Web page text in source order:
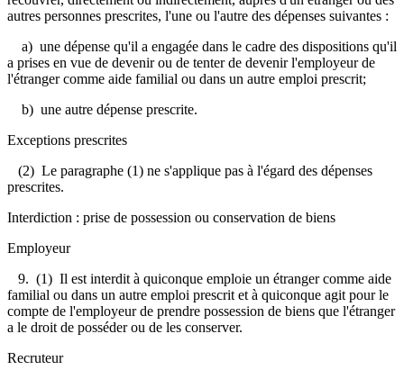
autres personnes prescrites, l'une ou l'autre des dépenses suivantes :
a) une dépense qu'il a engagée dans le cadre des dispositions qu'il
a prises en vue de devenir ou de tenter de devenir l'employeur de
l'étranger comme aide familial ou dans un autre emploi prescrit;
b) une autre dépense prescrite.
Exceptions prescrites
(2) Le paragraphe (1) ne s'applique pas à l'égard des dépenses
prescrites.
Interdiction : prise de possession ou conservation de biens
Employeur
9. (1) Il est interdit à quiconque emploie un étranger comme aide
familial ou dans un autre emploi prescrit et à quiconque agit pour le
compte de l'employeur de prendre possession de biens que l'étranger
a le droit de posséder ou de les conserver.
Recruteur